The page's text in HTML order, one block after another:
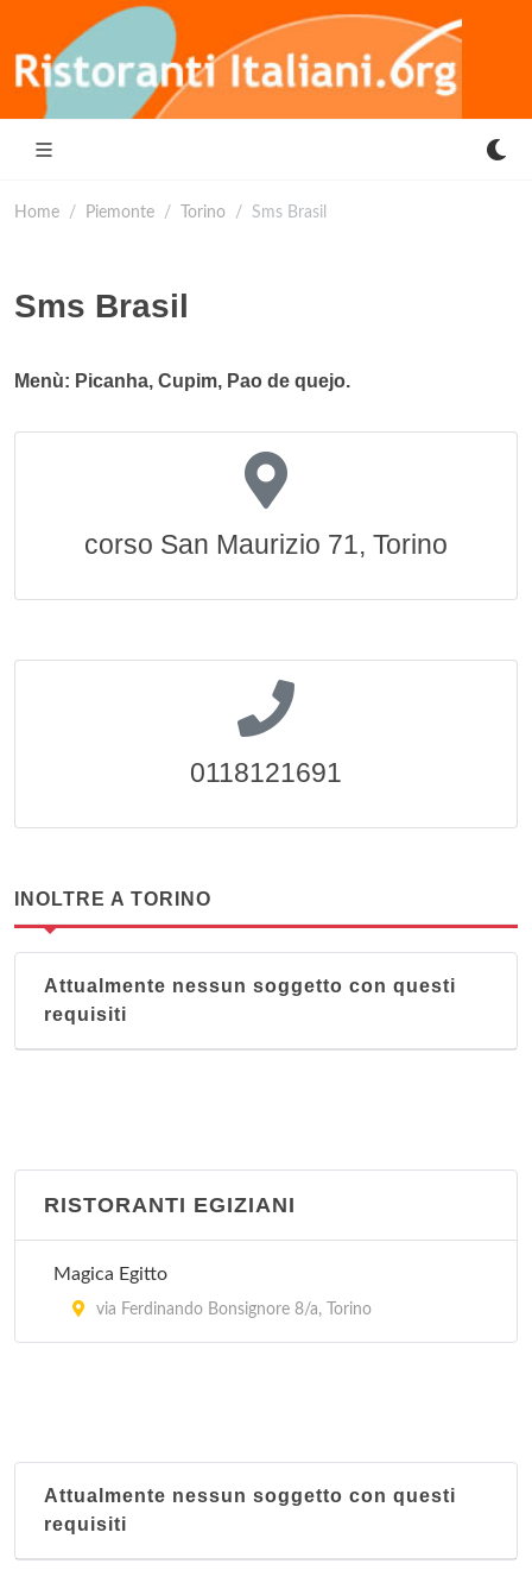
Home Piemonte Torino Sms Brasil
Sms Brasil
Menù: Picanha, Cupim, Pao de quejo.
corso San Maurizio 71, Torino
0118121691
INOLTRE A TORINO
Attualmente nessun soggetto con questi
requisiti
RISTORANTI EGIZIANI
Magica Egitto
via Ferdinando Bonsignore 8/a, Torino
Attualmente nessun soggetto con questi
requisiti